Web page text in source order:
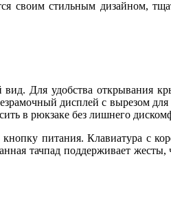
своим стильным дизайном,
Для удобства открывания
дисплей с вырезом
в рюкзаке без лишнего
питания. Клавиатура с
тачпад поддерживает жесты,